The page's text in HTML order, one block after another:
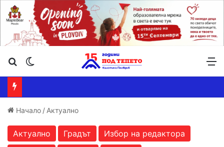
Търсене ...
Начало / Актуално
Актуално Градът
Избор на редактора